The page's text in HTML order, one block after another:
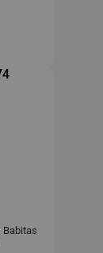
Babitas